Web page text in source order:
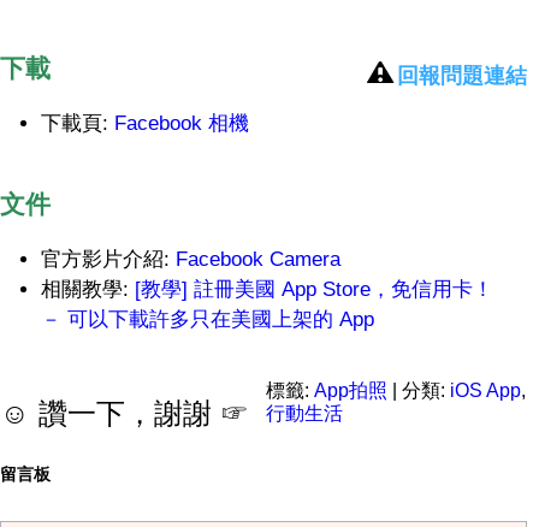
回報問題連結
下載
下載頁: Facebook 相機
文件
官方影片介紹: Facebook Camera
相關教學: [教學] 註冊美國 App Store，免信用卡！
－ 可以下載許多只在美國上架的 App
☺ 讚一下，謝謝 ☞
標籤: App拍照 | 分類: iOS App,
行動生活
留言板